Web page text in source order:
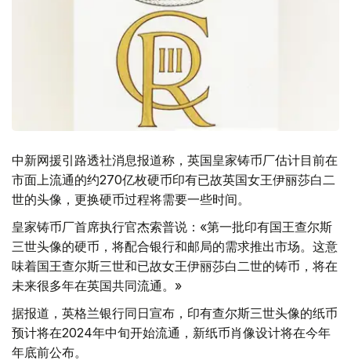
中新网援引路透社消息报道称，英国皇家铸币厂估计目前在
市面上流通的约270亿枚硬币印有已故英国女王伊丽莎白二
世的头像，更换硬币过程将需要一些时间。
皇家铸币厂首席执行官杰索普说：«第一批印有国王查尔斯
三世头像的硬币，将配合银行和邮局的需求推出市场。这意
味着国王查尔斯三世和已故女王伊丽莎白二世的铸币，将在
未来很多年在英国共同流通。»
据报道，英格兰银行同日宣布，印有查尔斯三世头像的纸币
预计将在2024年中旬开始流通，新纸币肖像设计将在今年
年底前公布。